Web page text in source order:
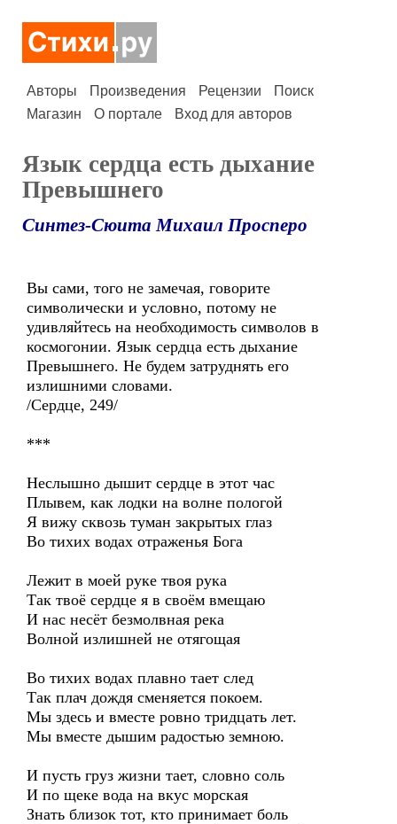
Авторы Произведения Рецензии
Поиск
Магазин
О портале Вход для авторов
Язык сердца есть дыхание
Превышнего
Синтез-Сюита Михаил Просперо
Вы сами, того не замечая, говорите
символически и условно, потому не
удивляйтесь на необходимость символов в
космогонии. Язык сердца есть дыхание
Превышнего. Не будем затруднять его
излишними словами.
/Сердце, 249/
***
Неслышно дышит сердце в этот час
Плывем, как лодки на волне пологой
Я вижу сквозь туман закрытых глаз
Во тихих водах отраженья Бога
Лежит в моей руке твоя рука
Так твоё сердце я в своём вмещаю
И нас несёт безмолвная река
Волной излишней не отягощая
Во тихих водах плавно тает след
Так плач дождя сменяется покоем.
Мы здесь и вместе ровно тридцать лет.
Мы вместе дышим радостью земною.
И пусть груз жизни тает, словно соль
И по щеке вода на вкус морская
Знать близок тот, кто принимает боль